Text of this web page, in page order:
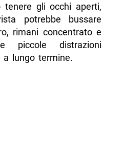
gli occhi aperti,
potrebbe bussare
rimani concentrato e
piccole distrazioni
lungo termine.